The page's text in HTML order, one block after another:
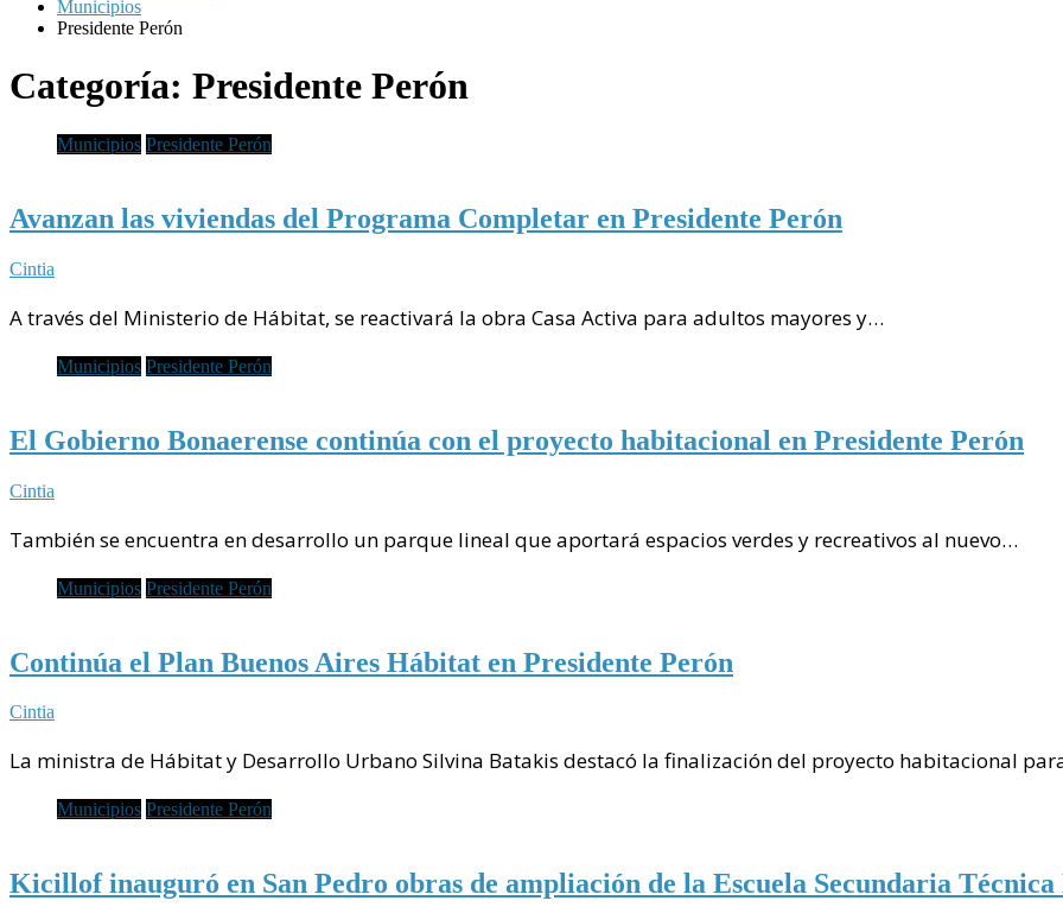
Municipios
Presidente Perón
Categoría: Presidente Perón
Municipios Presidente Perón
Avanzan las viviendas del Programa Completar en Presidente Perón
Cintia
A través del Ministerio de Hábitat, se reactivará la obra Casa Activa para adultos mayores y…
Municipios Presidente Perón
El Gobierno Bonaerense continúa con el proyecto habitacional en Presidente Perón
Cintia
También se encuentra en desarrollo un parque lineal que aportará espacios verdes y recreativos al nuevo…
Municipios Presidente Perón
Continúa el Plan Buenos Aires Hábitat en Presidente Perón
Cintia
La ministra de Hábitat y Desarrollo Urbano Silvina Batakis destacó la finalización del proyecto habitacional
Municipios Presidente Perón
Kicillof inauguró en San Pedro obras de ampliación de la Escuela Secundaria Técnica